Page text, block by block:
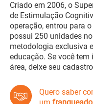
Criado em 2006, o
de Estimulação
operação, entrou para
possui 250 unidades
metodologia exclusiva
educação. Se você tem
área, deixe seu
Quero saber